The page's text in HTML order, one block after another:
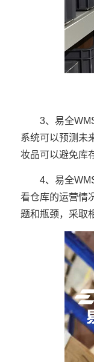
3、易全WMS
系统可以预测未
妆品可以避免库
4、易全WMS
看仓库的运营情
题和瓶颈，采取